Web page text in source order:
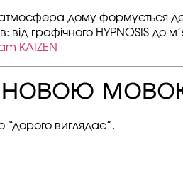
атмосфера дому формується
графічного HYPNOSIS до
KAIZEN
виглядає”.